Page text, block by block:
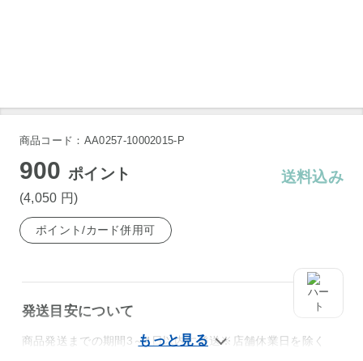
商品コード：AA0257-10002015-P
900ポイント
(4,050 円)
送料込み
ポイント/カード併用可
発送目安について
商品発送までの期間3～4日以内に発送※店舗休業日を除く